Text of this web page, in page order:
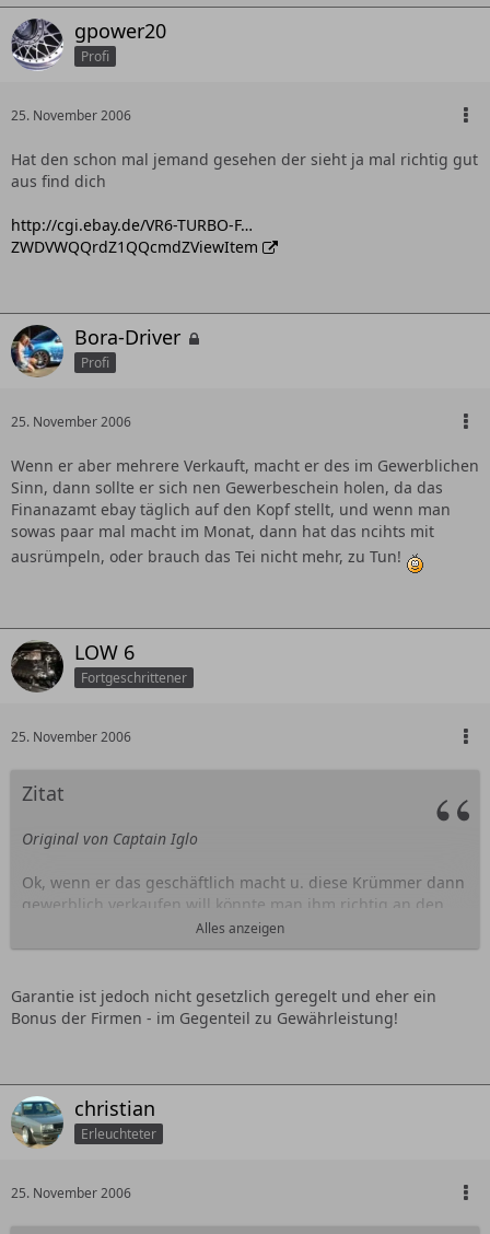
gpower20
Profi
25. November 2006
Hat den schon mal jemand gesehen der sieht ja mal richtig gut
aus find dich
http://cgi.ebay.de/VR6-TURBO-F…
ZWDVWQQrdZ1QQcmdZViewItem
Bora-Driver
Profi
25. November 2006
Wenn er aber mehrere Verkauft, macht er des im Gewerblichen
Sinn, dann sollte er sich nen Gewerbeschein holen, da das
Finanazamt ebay täglich auf den Kopf stellt, und wenn man
sowas paar mal macht im Monat, dann hat das ncihts mit
ausrümpeln, oder brauch das Tei nicht mehr, zu Tun!
LOW 6
Fortgeschrittener
25. November 2006
Zitat
Original von Captain Iglo
Ok, wenn er das geschäftlich macht u. diese Krümmer dann
gewerblich verkaufen will könnte man ihm richtig an den
Ich kauf mir den Krümmer u. müsste zumindest eine
Garantie auf eine bestimmte km Leistung bekommen!
Kosten die dann bei einen Schaden entstehen, müsste er
dann übernehmen!
Alles anzeigen
Garantie ist jedoch nicht gesetzlich geregelt und eher ein
Bonus der Firmen - im Gegenteil zu Gewährleistung!
christian
Erleuchteter
25. November 2006